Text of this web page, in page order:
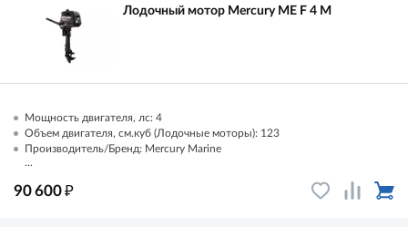
Лодочный мотор Mercury ME F 4 M
Мощность двигателя, лс: 4
Объем двигателя, см.куб (Лодочные моторы): 123
Производитель/Бренд: Mercury Marine
...
90 600₽